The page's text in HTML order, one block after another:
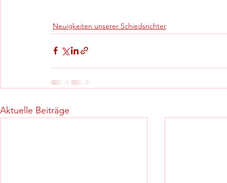
Neuigkeiten unserer Schiedsrichter
Aktuelle Beiträge